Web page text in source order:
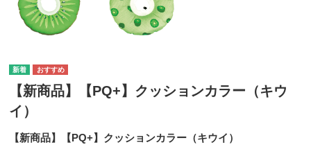
【新商品】【PQ+】クッションカラー（キウ
イ）
【新商品】【PQ+】クッションカラー（キウイ）